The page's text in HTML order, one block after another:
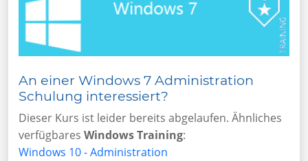
An einer Windows 7 Administration
Schulung interessiert?
Dieser Kurs ist leider bereits abgelaufen. Ähnliches
verfügbares Windows Training:
Windows 10 - Administration